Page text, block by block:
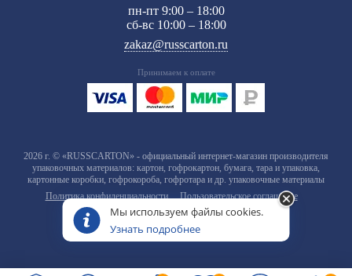
пн-пт 9:00 – 18:00
сб-вс 10:00 – 18:00
zakaz@russcarton.ru
Принимаем к оплате
2026 г. © «RUSSCARTON» - официальный интернет-магазин производителя
упаковочных материалов: картон, гофрокартон, бумага, тара и упаковка,
картонные коробки, гофрокороба, гофротара и др. упаковочные материалы
Политика конфиденциальности
Пользовательское соглашение
Мы используем файлы cookies.
Узнать подробнее